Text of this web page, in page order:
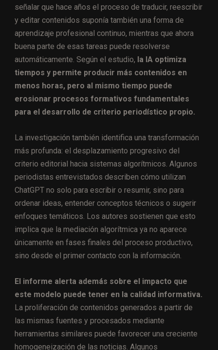
señalar que hace años el proceso de traducir, reescribir
y editar contenidos suponía también una forma de
aprendizaje profesional continuo, mientras que ahora
buena parte de esas tareas puede resolverse
automáticamente. Según el estudio, la IA optimiza
tiempos y permite producir más contenidos en
menos horas, pero al mismo tiempo puede
erosionar procesos formativos fundamentales
para el desarrollo de criterio periodístico propio.
La investigación también identifica una transformación
más profunda: el desplazamiento progresivo del
criterio editorial hacia sistemas algorítmicos. Algunos
periodistas entrevistados describen cómo utilizan
ChatGPT no solo para escribir o resumir, sino para
ordenar ideas, entender conceptos técnicos o sugerir
enfoques temáticos. Los autores sostienen que esto
implica que la mediación algorítmica ya no aparece
únicamente en fases finales del proceso productivo,
sino desde el primer contacto con la información.
El informe alerta además sobre el impacto que
este modelo puede tener en la calidad informativa.
La proliferación de contenidos generados a partir de
las mismas fuentes y procesados mediante
herramientas similares puede favorecer una creciente
homogeneización de las noticias. Algunos